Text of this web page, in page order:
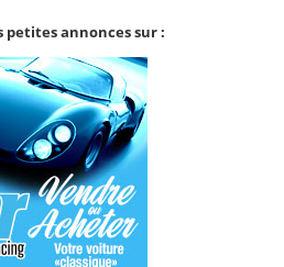
petites annonces sur :